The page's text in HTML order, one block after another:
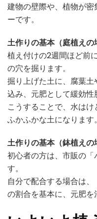
建物の壁際や、植物が
ーです。
土作りの基本（庭植えの
植え付けの2週間ほど前
の穴を掘ります。
掘り上げた土に、腐葉
込み、元肥として緩効性
こうすることで、水は
ふかふかな土になります。
土作りの基本（鉢植えの
初心者の方は、市販の
す。
自分で配合する場合は
の割合を基本に、元肥を